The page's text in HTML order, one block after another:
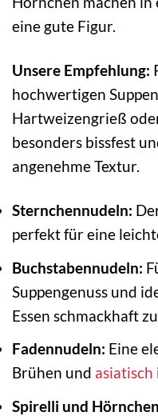
eine gute Figur.
Unsere Empfehlung:
hochwertigen
Hartweizengrieß
besonders bissfest
angenehme Textur.
Sternchennudeln:
perfekt für eine
Buchstabennudeln:
Suppengenuss und
Essen schmackhaft
Fadennudeln: Eine
Brühen und asiatisch
Spirelli und